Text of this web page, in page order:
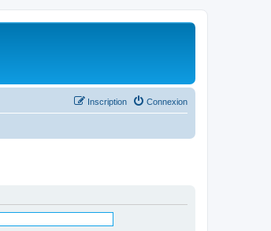
Connexion
Inscription